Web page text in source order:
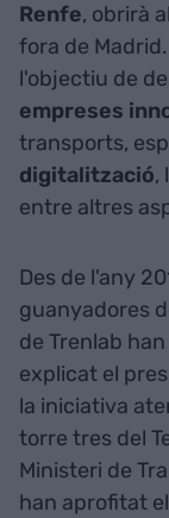
Renfe, obrirà
fora de
l'objectiu de
empreses
transports,
digitalització,
entre altres
Des de l'any
guanyadores
de Trenlab
explicat el
la iniciativa
torre tres del
Ministeri de
han aprofitat